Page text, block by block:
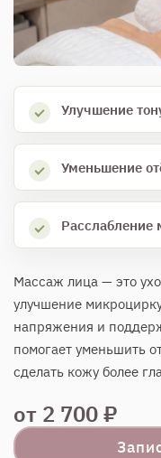
Улучшение
Уменьшение
Массаж лица — это
улучшение
напряжения и
помогает уменьшить
сделать кожу более
от 2 700 ₽